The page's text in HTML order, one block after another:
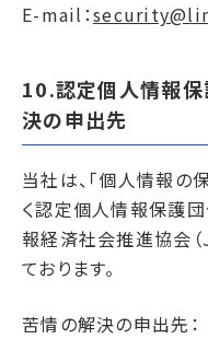
E-mail：
10.認定個人情報
決の申出先
当社は、「個人情報の
く認定個人情報保護
報経済社会推進協会（
ております。
苦情の解決の申出先：